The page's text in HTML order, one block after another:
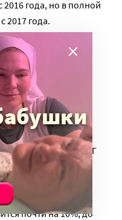
2016 года, но в полной
2017 года.
людей с
не случаен. В ФРГ
По данным
2030 гг.
населения
почти на 10%, до